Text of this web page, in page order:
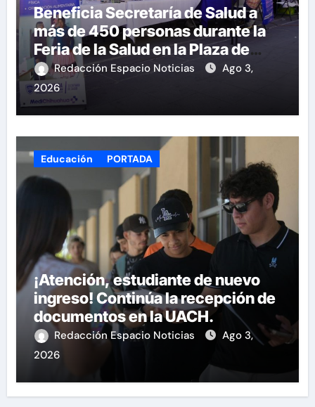
Beneficia Secretaría de Salud a
más de 450 personas durante la
Feria de la Salud en la Plaza de
Armas
Redacción Espacio Noticias
Ago 3,
2026
Educación PORTADA
¡Atención, estudiante de nuevo
ingreso! Continúa la recepción de
documentos en la UACH.
Redacción Espacio Noticias
Ago 3,
2026